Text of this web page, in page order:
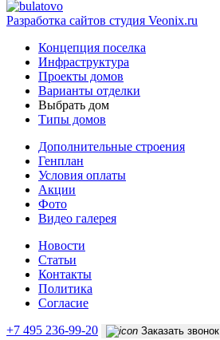
Разработка сайтов студия Veonix.ru
Концепция поселка
Инфраструктура
Проекты домов
Варианты отделки
Выбрать дом
Типы домов
Дополнительные строения
Генплан
Условия оплаты
Акции
Фото
Видео галерея
Новости
Статьи
Контакты
Политика
Согласие
+7 495 236-99-20
Заказать звонок